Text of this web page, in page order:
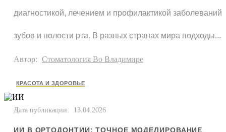
диагностикой, лечением и профилактикой заболеваний
зубов и полости рта. В разных странах мира подходы...
Автор: Стоматология Во Владимире
КРАСОТА И ЗДОРОВЬЕ
Дата публикации: 13.04.2026
ИИ В ОРТОДОНТИИ: ТОЧНОЕ МОДЕЛИРОВАНИЕ